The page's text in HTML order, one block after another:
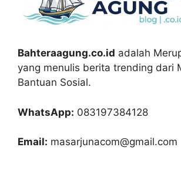
Bahteraagung.co.id adalah
yang menulis berita trending dari
Bantuan Sosial.
WhatsApp: 083197384128
Email: masarjunacom@gmail.com